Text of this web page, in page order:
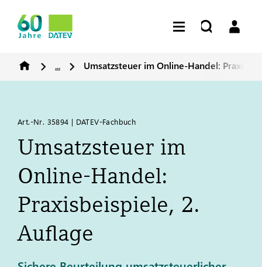
... Umsatzsteuer im Online-Handel:
Art.-Nr. 35894 | DATEV-Fachbuch
Umsatzsteuer im
Online-Handel:
Praxisbeispiele, 2.
Auflage